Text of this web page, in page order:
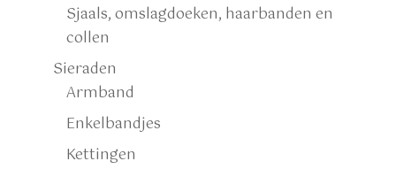
Sjaals, omslagdoeken, haarbanden en
collen
Sieraden
Armband
Enkelbandjes
Kettingen